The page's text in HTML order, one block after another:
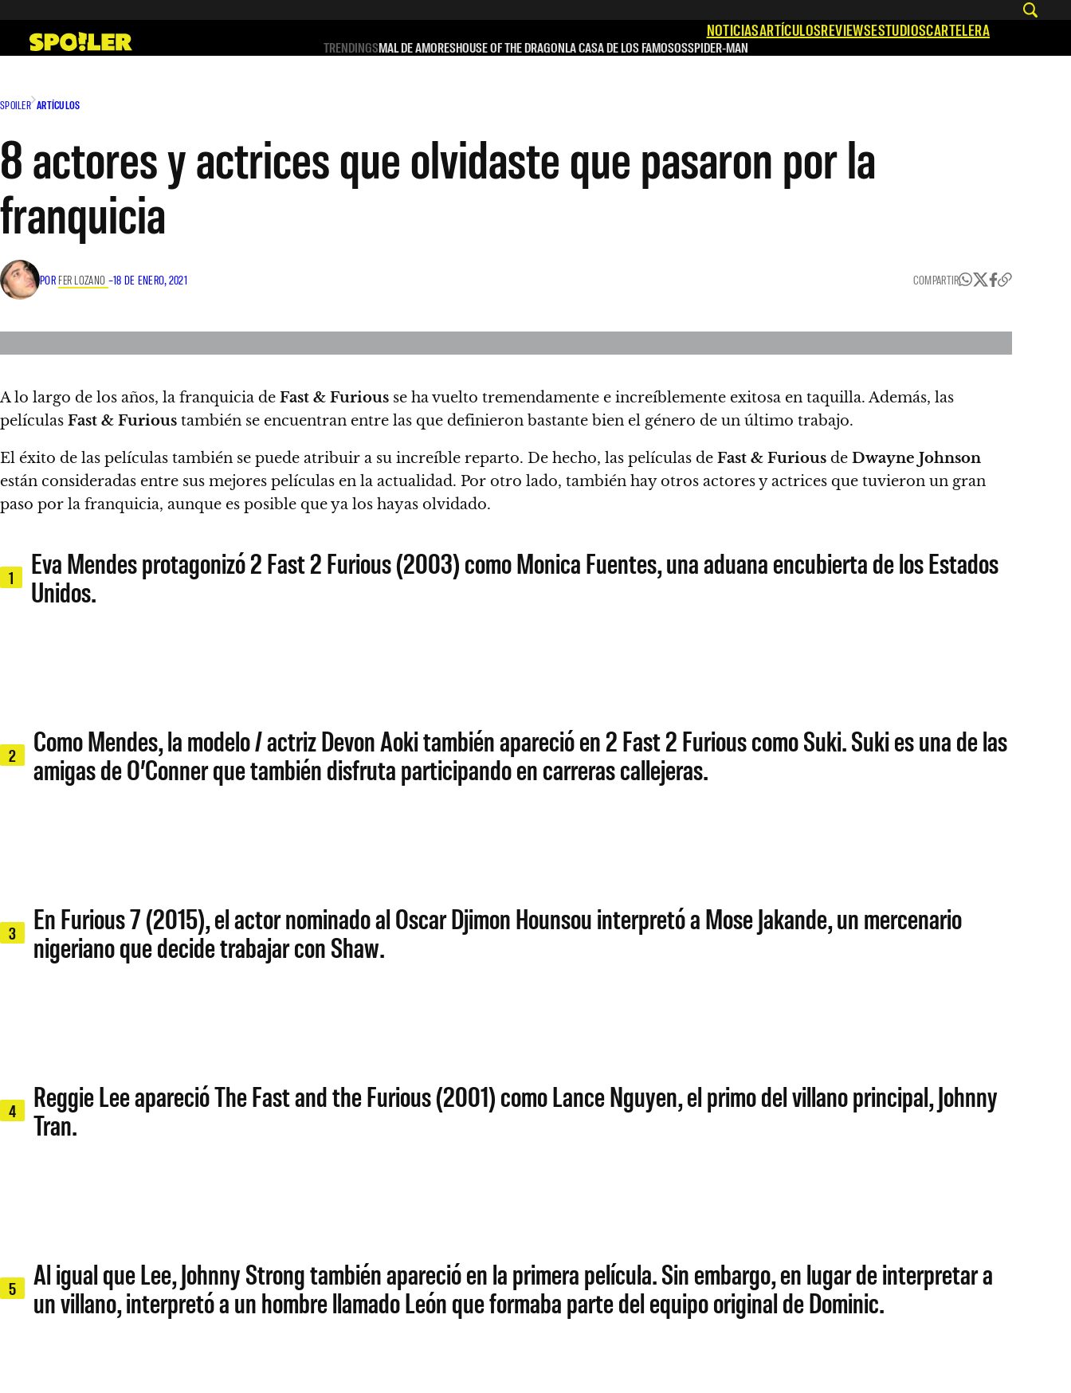
contenido
NOTICIASARTÍCULOSREVIEWSESTUDIOSCARTELERA
TRENDINGSMAL DE AMORESHOUSE OF THE DRAGONLA CASA DE LOS FAMOSOSSPIDER-MAN
SPOILER ARTÍCULOS
8 actores y actrices que olvidaste que pasaron por la
franquicia
POR FER LOZANO –18 DE ENERO, 2021 COMPARTIR
A lo largo de los años, la franquicia de Fast & Furious se ha vuelto tremendamente e increíblemente exitosa en taquilla. Además, las
películas Fast & Furious también se encuentran entre las que definieron bastante bien el género de un último trabajo.
El éxito de las películas también se puede atribuir a su increíble reparto. De hecho, las películas de Fast & Furious de Dwayne Johnson
están consideradas entre sus mejores películas en la actualidad. Por otro lado, también hay otros actores y actrices que tuvieron un gran
paso por la franquicia, aunque es posible que ya los hayas olvidado.
1
Eva Mendes protagonizó 2 Fast 2 Furious (2003) como Monica Fuentes, una aduana encubierta de los Estados
Unidos.
2
Como Mendes, la modelo / actriz Devon Aoki también apareció en 2 Fast 2 Furious como Suki. Suki es una de las
amigas de O’Conner que también disfruta participando en carreras callejeras.
3
En Furious 7 (2015), el actor nominado al Oscar Djimon Hounsou interpretó a Mose Jakande, un mercenario
nigeriano que decide trabajar con Shaw.
4
Reggie Lee apareció The Fast and the Furious (2001) como Lance Nguyen, el primo del villano principal, Johnny
Tran.
5
Al igual que Lee, Johnny Strong también apareció en la primera película. Sin embargo, en lugar de interpretar a
un villano, interpretó a un hombre llamado León que formaba parte del equipo original de Dominic.